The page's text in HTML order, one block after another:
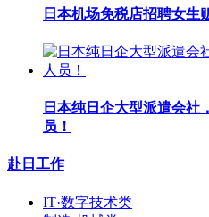
日本机场免税店招聘女生
日本纯日企大型派遣会社
员！
赴日工作
IT·数字技术类